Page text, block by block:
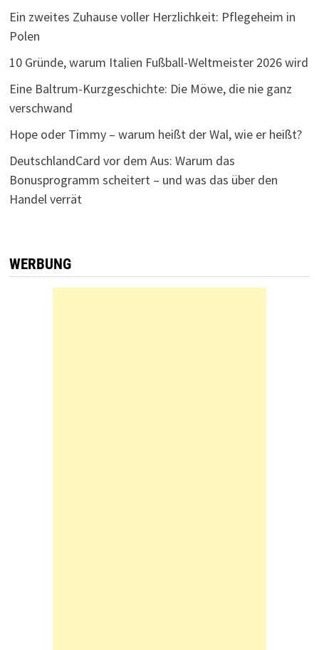
Ein zweites Zuhause voller Herzlichkeit: Pflegeheim in
Polen
10 Gründe, warum Italien Fußball-Weltmeister 2026 wird
Eine Baltrum-Kurzgeschichte: Die Möwe, die nie ganz
verschwand
Hope oder Timmy – warum heißt der Wal, wie er heißt?
DeutschlandCard vor dem Aus: Warum das
Bonusprogramm scheitert – und was das über den
Handel verrät
WERBUNG